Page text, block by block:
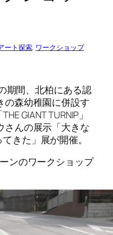
ート探索, ワークショップ
期間、北柏にある認
の森幼稚園に併設す
GIANT TURNIP」
さんの展示「大きな
きた」展が開催。
ンのワークショップ